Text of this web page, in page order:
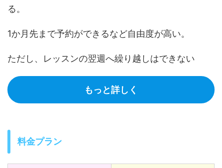
る。
1か月先まで予約ができるなど自由度が高い。
ただし、レッスンの翌週へ繰り越しはできない
もっと詳しく
料金プラン